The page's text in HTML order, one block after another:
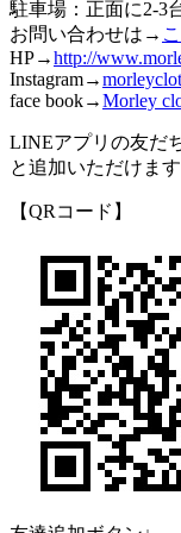
駐車場：正面に2-3
お問い合わせは→
HP→http://
Instagram→
face book→Morley
LINEアプリの友だ
と追加いただけます
【QRコード】